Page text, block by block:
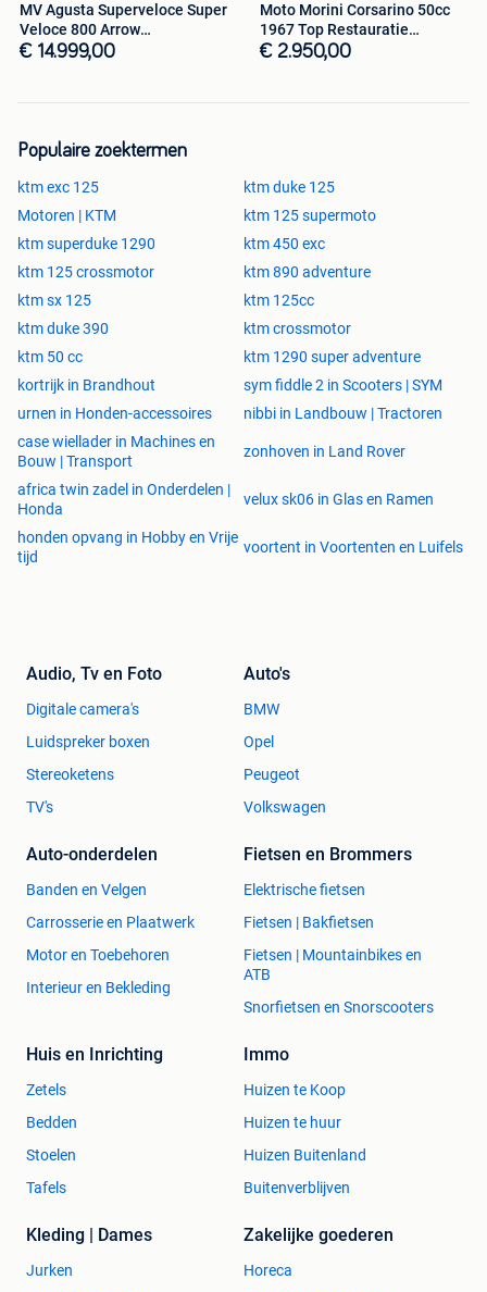
slechts ca. 140 kg is dit een van de meest wendbare
motoren op de markt.
Vaste prijs:
Technische keuring:
+ € 220 (rijklaar voor
onmiddellijke inschrijving)
Totaal rijklaar:
📍Interesse of Bezichtiging?
Deze iconische en zeldzaam propere Supermoto staat
startklaar in onze showroom.
Wij zijn7 dagen op 7 open op afspraak.
78 41 📍Locatie:Motomobilia Kortrijk
Onze advertenties worden met de grootste zorg
samengesteld. Ondanks alle inspanningen kan er een fout
worden ontleend aan de advertentie.
MV Agusta Superveloce Super
Veloce 800 Arrow
@motomobilia
€ 14.999,00
Moto Morini Corsarino 50cc
1967 Top Restauratie
@motomobilia
€ 2.950,00
Populaire zoektermen
ktm exc 125
ktm duke 125
Motoren | KTM
ktm 125 supermoto
ktm superduke 1290
ktm 450 exc
ktm 125 crossmotor
ktm 890 adventure
ktm sx 125
ktm 125cc
ktm duke 390
ktm crossmotor
ktm 50 cc
ktm 1290 super adventure
kortrijk in Brandhout
sym fiddle 2 in Scooters | SYM
urnen in Honden-accessoires
nibbi in Landbouw | Tractoren
case wiellader in Machines en
Bouw | Transport
zonhoven in Land Rover
africa twin zadel in Onderdelen |
Honda
velux sk06 in Glas en Ramen
honden opvang in Hobby en Vrije
tijd
voortent in Voortenten en Luifels
Audio, Tv en Foto
Digitale camera's
Luidspreker boxen
Stereoketens
TV's
Auto's
BMW
Opel
Peugeot
Volkswagen
Auto-onderdelen
Banden en Velgen
Carrosserie en Plaatwerk
Motor en Toebehoren
Interieur en Bekleding
Fietsen en Brommers
Elektrische fietsen
Fietsen | Bakfietsen
Fietsen | Mountainbikes en
ATB
Snorfietsen en Snorscooters
Huis en Inrichting
Zetels
Bedden
Stoelen
Tafels
Immo
Huizen te Koop
Huizen te huur
Huizen Buitenland
Buitenverblijven
Kleding | Dames
Jurken
Zakelijke goederen
Horeca